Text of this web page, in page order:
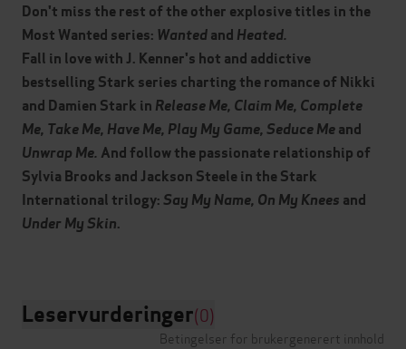
Don't miss the rest of the other explosive titles in the
Most Wanted series: Wantedand Heated.
Fall in love with J. Kenner's hot and addictive
bestselling Stark series charting the romance of Nikki
and Damien Stark in Release Me, Claim Me, Complete
Me, Take Me, Have Me, Play My Game, Seduce Meand
Unwrap Me. And follow the passionate relationship of
Sylvia Brooks and Jackson Steele in the Stark
International trilogy: Say My Name, On My Knees and
Under My Skin.
Leservurderinger(0)
Betingelser for brukergenerert innhold